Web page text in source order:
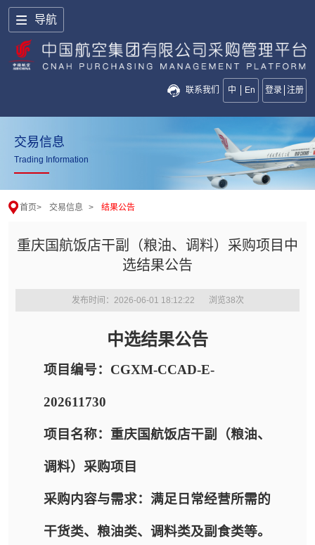
导航
联系我们 中 En 登录 注册
交易信息
Trading Information
首页> 交易信息 > 结果公告
重庆国航饭店干副（粮油、调料）采购项目中
选结果公告
发布时间：2026-06-01 18:12:22 浏览38次
中选结果公告
项目编号：CGXM-CCAD-E-
202611730
项目名称：重庆国航饭店干副（粮油、
调料）采购项目
采购内容与需求：满足日常经营所需的
干货类、粮油类、调料类及副食类等。